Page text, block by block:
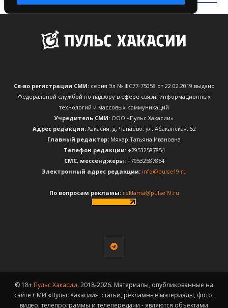
Св-во регистрации СМИ:серия Эл № ФС77-75058 от 22.02.2019 выдано
Федеральной службой по надзору в сфере связи, информационных
технологий и массовых коммуникаций
Учредитель СМИ: ООО «Пульс Хакасии»
Адрес редакции:Хакасия, д. Чапаево, ул. Абаканская, 52
Главный редактор: Мяхар Татьяна Ивановна
Телефон редакции:+79532587854
CМС, мессенджеры:+79532587854
Электронный адрес редакции: info@pulse19.ru
По вопросам рекламы: reklama@pulse19.ru
© 18+ Пульс Хакасии. 2018-2026. Материалы, опубликованные на
сайте СМИ «Пульс Хакасии»: статьи, рекламные материалы, фото,
видео, телепрограммы и телепередачи - являются объектами